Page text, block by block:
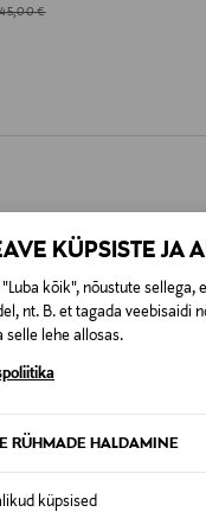
KÜPSISTE JA
"Luba kõik", nõustute sellega,
nt. B. et tagada veebisaidi
selle lehe allosas.
RÜHMADE HALDAMINE
küpsised
PricePrice
€